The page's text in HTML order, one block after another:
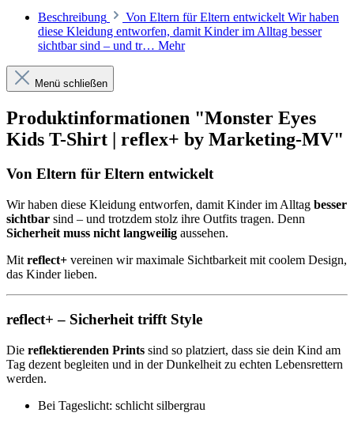
Beschreibung
Von Eltern für Eltern entwickelt Wir haben
diese Kleidung entworfen, damit Kinder im Alltag besser
sichtbar sind – und tr… Mehr
Menü schließen
Produktinformationen "Monster Eyes
Kids T-Shirt | reflex+ by Marketing-MV"
Von Eltern für Eltern entwickelt
Wir haben diese Kleidung entworfen, damit Kinder im Alltag besser
sichtbar sind – und trotzdem stolz ihre Outfits tragen. Denn
Sicherheit muss nicht langweilig aussehen.
Mit reflect+ vereinen wir maximale Sichtbarkeit mit coolem Design,
das Kinder lieben.
reflect+ – Sicherheit trifft Style
Die reflektierenden Prints sind so platziert, dass sie dein Kind am
Tag dezent begleiten und in der Dunkelheit zu echten Lebensrettern
werden.
Bei Tageslicht: schlicht silbergrau